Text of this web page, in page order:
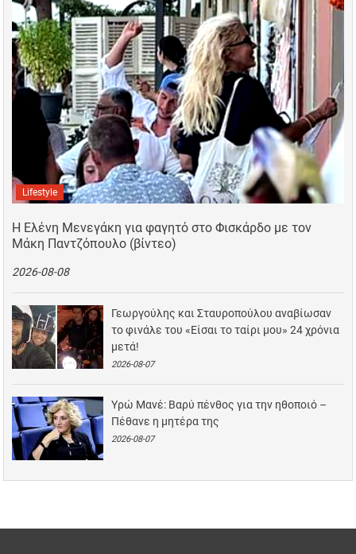
Lifestyle
Η Ελένη Μενεγάκη για φαγητό στο Φισκάρδο με τον
Μάκη Παντζόπουλο (βίντεο)
2026-08-08
Γεωργούλης και Σταυροπούλου αναβίωσαν
το φινάλε του «Είσαι το ταίρι μου» 24 χρόνια
μετά!
2026-08-07
Υρώ Μανέ: Βαρύ πένθος για την ηθοποιό –
Πέθανε η μητέρα της
2026-08-07